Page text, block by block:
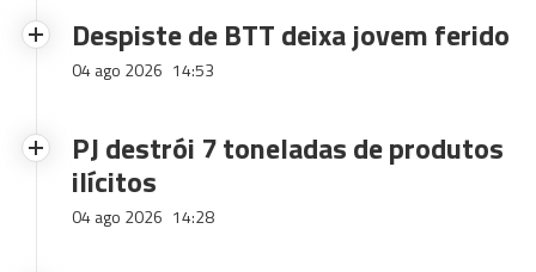
Despiste de BTT deixa jovem ferido
04 ago 2026 14:53
PJ destrói 7 toneladas de produtos
ilícitos
04 ago 2026 14:28